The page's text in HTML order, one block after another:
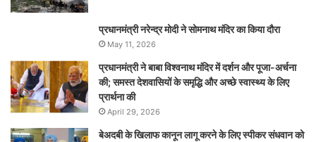
प्रधानमंत्री नरेन्‍द्र मोदी ने सोमनाथ मंदिर का किया दौरा
May 11, 2026
प्रधानमंत्री ने बाबा विश्वनाथ मंदिर में दर्शन और पूजा-अर्चना
की; समस्‍त देशवासियों के समृद्धि और अच्छे स्वास्थ्य के लिए
प्रार्थना की
April 29, 2026
बेअदबी के खिलाफ कानून लागू करने के लिए स्पीकर संधवान को